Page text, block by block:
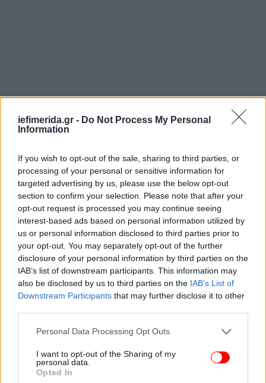
iefimerida.gr - Do Not Process My Personal
Information
If you wish to opt-out of the sale, sharing to third parties, or
processing of your personal or sensitive information for
targeted advertising by us, please use the below opt-out
section to confirm your selection. Please note that after your
opt-out request is processed you may continue seeing
interest-based ads based on personal information utilized by
us or personal information disclosed to third parties prior to
your opt-out. You may separately opt-out of the further
disclosure of your personal information by third parties on the
IAB’s list of downstream participants. This information may
also be disclosed by us to third parties on the IAB’s List of
Downstream Participants that may further disclose it to other
Please note that this website/app uses one or more Google
not limited to your visit or usage behaviour. You may click to
grant or deny consent to Google and its third-party tags to
use your data for below specified purposes in below Google
Personal Data Processing Opt Outs
I want to opt-out of the Sharing of my
personal data.
Opted In
ΟΛΕΣ ΟΙ ΕΙΔΗΣΕΙΣ